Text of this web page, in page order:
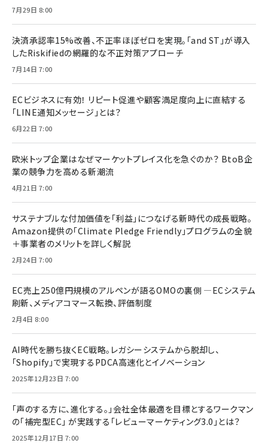
7月29日 8:00
決済承認率15%改善、不正率ほぼゼロを実現。「and ST」が導入
したRiskifiedの網羅的な不正対策アプローチ
7月14日 7:00
ECビジネスに有効！ リピート促進や顧客満足度向上に直結する
「LINE通知メッセージ」とは？
6月22日 7:00
欧米トップ企業はなぜマーケットプレイス化を急ぐのか？ BtoB企
業の競争力を高める新潮流
4月21日 7:00
サステナブルな付加価値を「利益」につなげる新時代の成長戦略。
Amazon提供の「Climate Pledge Friendly」プログラムの全貌
＋事業者のメリットを詳しく解説
2月24日 7:00
EC売上250億円規模のアルペンが語るOMOの裏側 ―ECシステム
刷新、メディアコマース転換、評価制度
2月4日 8:00
AI時代を勝ち抜くEC戦略。レガシーシステムから脱却し、
「Shopify」で実現するPDCA高速化とイノベーション
2025年12月23日 7:00
「声のする方に、進化する。」会社全体最適を目標とするワークマン
の「補完型EC」 が実践する「レビューマーケティング3.0」とは？
2025年12月17日 7:00